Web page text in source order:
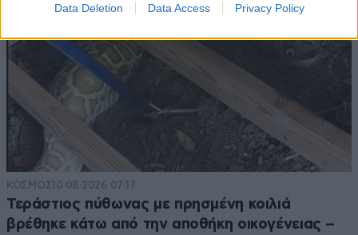
Data Deletion Data Access Privacy Policy
ΚΟΣΜΟΣ10·08·2026 07:17
Τεράστιος πύθωνας με πρησμένη κοιλιά
βρέθηκε κάτω από την αποθήκη οικογένειας –